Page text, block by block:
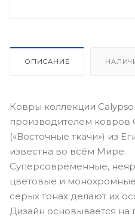
ОПИСАНИЕ
Ковры коллекции
производителем ковров
(«Восточные ткачи») из
известна во всём Мире.
Суперсовременные,
цветовые и
серых тонах делают их
Дизайн основывается